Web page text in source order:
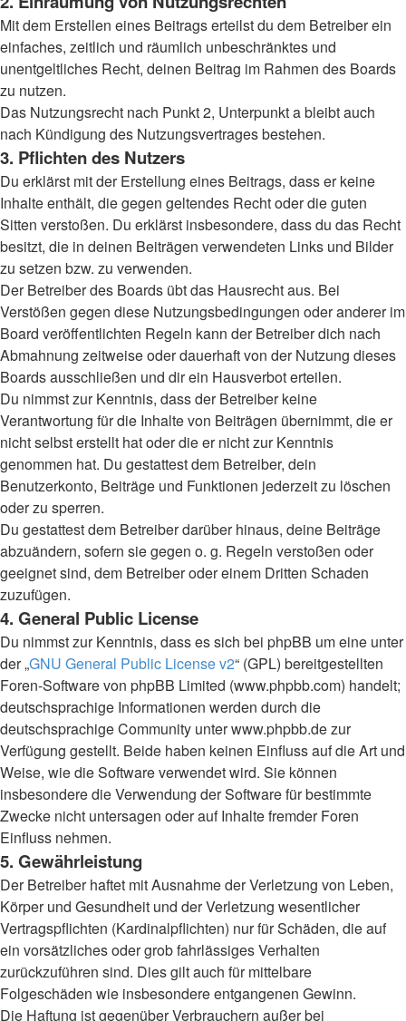
Mit dem Erstellen eines Beitrags erteilst du dem Betreiber ein
einfaches, zeitlich und räumlich unbeschränktes und
unentgeltliches Recht, deinen Beitrag im Rahmen des Boards
zu nutzen.
Das Nutzungsrecht nach Punkt 2, Unterpunkt a bleibt auch
nach Kündigung des Nutzungsvertrages bestehen.
3. Pflichten des Nutzers
Du erklärst mit der Erstellung eines Beitrags, dass er keine
Inhalte enthält, die gegen geltendes Recht oder die guten
Sitten verstoßen. Du erklärst insbesondere, dass du das Recht
besitzt, die in deinen Beiträgen verwendeten Links und Bilder
zu setzen bzw. zu verwenden.
Der Betreiber des Boards übt das Hausrecht aus. Bei
Verstößen gegen diese Nutzungsbedingungen oder anderer im
Board veröffentlichten Regeln kann der Betreiber dich nach
Abmahnung zeitweise oder dauerhaft von der Nutzung dieses
Boards ausschließen und dir ein Hausverbot erteilen.
Du nimmst zur Kenntnis, dass der Betreiber keine
Verantwortung für die Inhalte von Beiträgen übernimmt, die er
nicht selbst erstellt hat oder die er nicht zur Kenntnis
genommen hat. Du gestattest dem Betreiber, dein
Benutzerkonto, Beiträge und Funktionen jederzeit zu löschen
oder zu sperren.
Du gestattest dem Betreiber darüber hinaus, deine Beiträge
abzuändern, sofern sie gegen o. g. Regeln verstoßen oder
geeignet sind, dem Betreiber oder einem Dritten Schaden
zuzufügen.
4. General Public License
Du nimmst zur Kenntnis, dass es sich bei phpBB um eine unter
der „GNU General Public License v2“ (GPL) bereitgestellten
Foren-Software von phpBB Limited (www.phpbb.com) handelt;
deutschsprachige Informationen werden durch die
deutschsprachige Community unter www.phpbb.de zur
Verfügung gestellt. Beide haben keinen Einfluss auf die Art und
Weise, wie die Software verwendet wird. Sie können
insbesondere die Verwendung der Software für bestimmte
Zwecke nicht untersagen oder auf Inhalte fremder Foren
Einfluss nehmen.
5. Gewährleistung
Der Betreiber haftet mit Ausnahme der Verletzung von Leben,
Körper und Gesundheit und der Verletzung wesentlicher
Vertragspflichten (Kardinalpflichten) nur für Schäden, die auf
ein vorsätzliches oder grob fahrlässiges Verhalten
zurückzuführen sind. Dies gilt auch für mittelbare
Folgeschäden wie insbesondere entgangenen Gewinn.
Die Haftung ist gegenüber Verbrauchern außer bei